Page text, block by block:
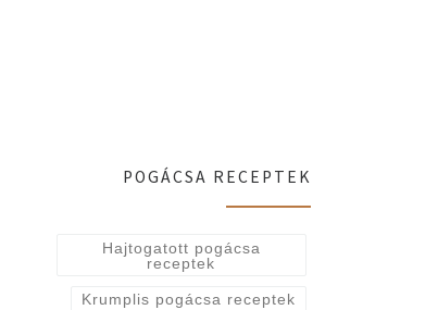
POGÁCSA RECEPTEK
Hajtogatott pogácsa
receptek
Krumplis pogácsa receptek